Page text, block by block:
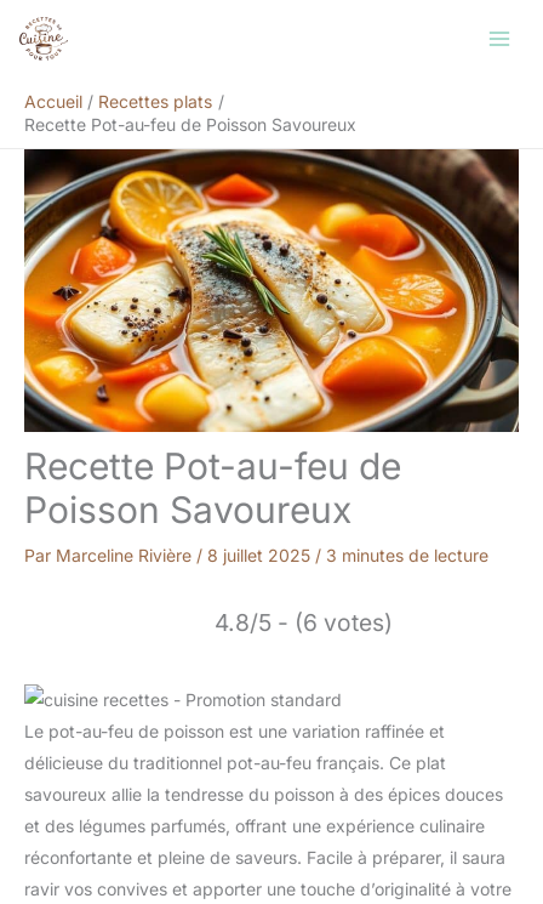
Accueil
Recettes plats
Recette Pot-au-feu de Poisson Savoureux
Recette Pot-au-feu de
Poisson Savoureux
Par Marceline Rivière / 8 juillet 2025 / 3 minutes de lecture
4.8/5 - (6 votes)
Le pot-au-feu de poisson est une variation raffinée et
délicieuse du traditionnel pot-au-feu français. Ce plat
savoureux allie la tendresse du poisson à des épices douces
et des légumes parfumés, offrant une expérience culinaire
réconfortante et pleine de saveurs. Facile à préparer, il saura
ravir vos convives et apporter une touche d’originalité à votre
Rechercher